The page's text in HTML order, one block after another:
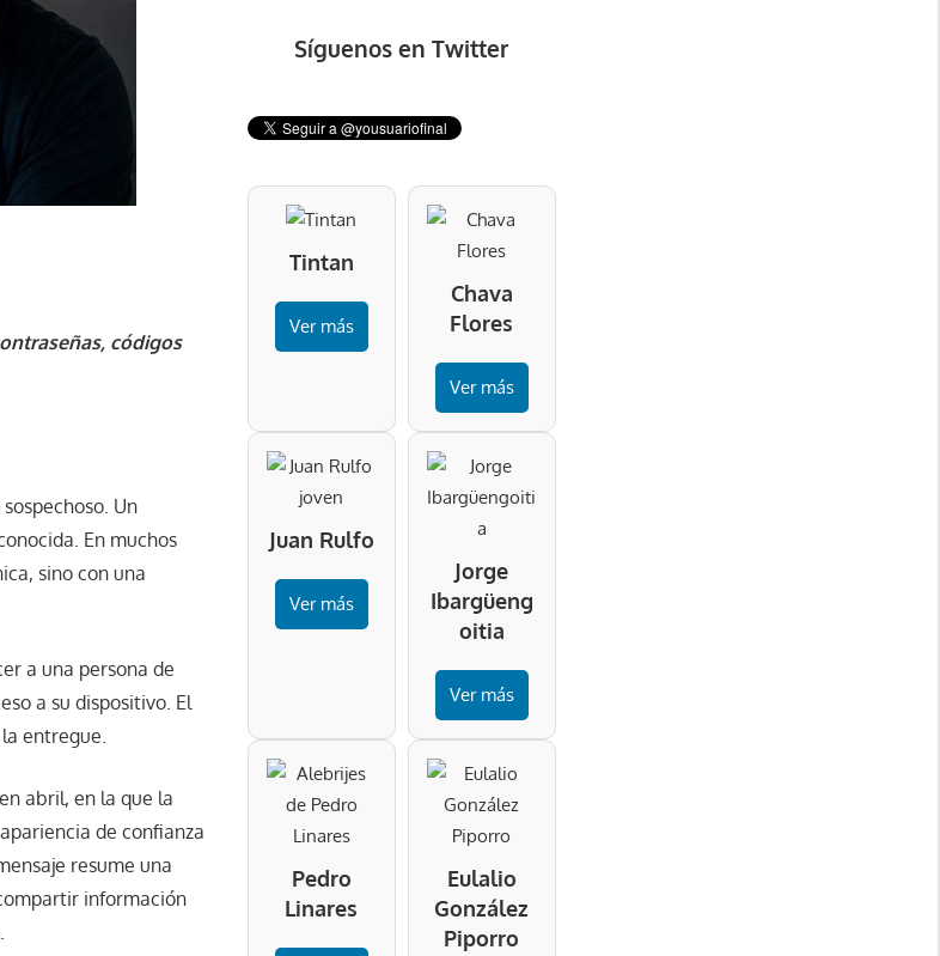
códigos
Un
En muchos
sino con una
a una persona de
a su dispositivo. El
entregue.
abril, en la que la
de confianza
resume una
información
Síguenos en Twitter
Tintan
Ver más
Chava
Flores
Ver más
Juan Rulfo
Ver más
Jorge
Ibargüeng
oitia
Ver más
Pedro
Linares
Eulalio
González
Piporro